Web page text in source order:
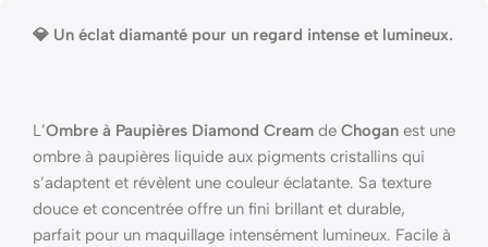
💎 Un éclat diamanté pour un regard intense et lumineux.
L’Ombre à Paupières Diamond Cream de Chogan est une
ombre à paupières liquide aux pigments cristallins qui
s’adaptent et révèlent une couleur éclatante. Sa texture
douce et concentrée offre un fini brillant et durable,
parfait pour un maquillage intensément lumineux. Facile à